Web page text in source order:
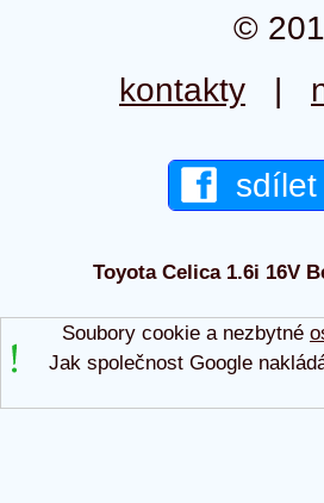
©
kontakty |
sdílet
Toyota Celica 1.6i 16V
Soubory cookie a nezbytné
Jak společnost Google